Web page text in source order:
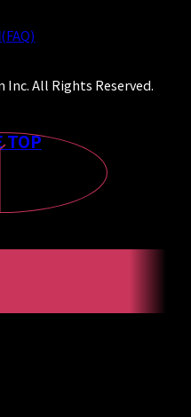
All Rights Reserved.
TOP